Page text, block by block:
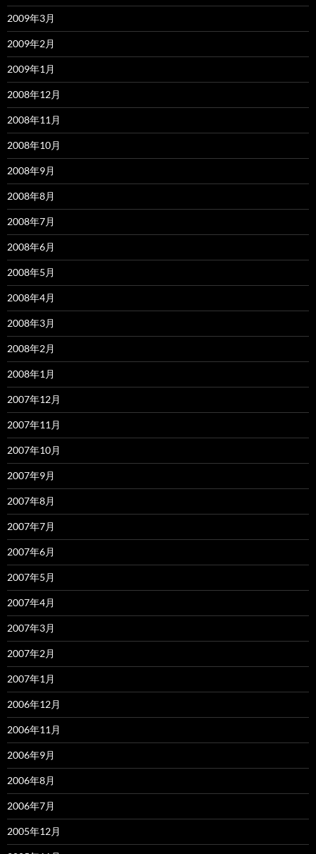
2009年3月
2009年2月
2009年1月
2008年12月
2008年11月
2008年10月
2008年9月
2008年8月
2008年7月
2008年6月
2008年5月
2008年4月
2008年3月
2008年2月
2008年1月
2007年12月
2007年11月
2007年10月
2007年9月
2007年8月
2007年7月
2007年6月
2007年5月
2007年4月
2007年3月
2007年2月
2007年1月
2006年12月
2006年11月
2006年9月
2006年8月
2006年7月
2005年12月